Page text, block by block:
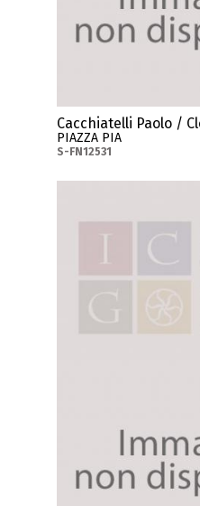
Cacchiatelli Paolo /
PIAZZA PIA
S-FN12531